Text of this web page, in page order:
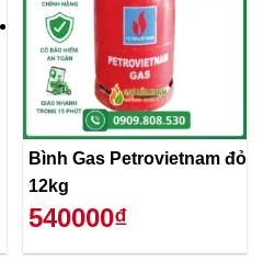
Bình Gas Petrovietnam đỏ
12kg
540000₫